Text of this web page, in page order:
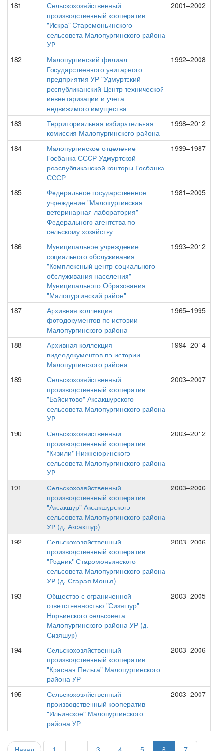
181
Сельскохозяйственный
производственный кооператив
"Искра" Старомоньинского
сельсовета Малопургинского района
УР
2001–2002
182
Малопургинский филиал
Государственного унитарного
предприятия УР "Удмуртский
республиканский Центр технической
инвентаризации и учета
недвижимого имущества
1992–2008
183
Территориальная избирательная
комиссия Малопургинского района
1998–2012
184
Малопургинское отделение
Госбанка СССР Удмуртской
реаспубликанской конторы Госбанка
СССР
1939–1987
185
Федеральное государственное
учреждение "Малопургинская
ветеринарная лаборатория"
Федерального агентства по
сельскому хозяйству
1981–2005
186
Муниципальное учреждение
социального обслуживания
"Комплексный центр социального
обслуживания населения"
Муниципального Образования
"Малопургинский район"
1993–2012
187
Архивная коллекция
фотодокументов по истории
Малопургинского района
1965–1995
188
Архивная коллекция
видеодокументов по истории
Малопургинского района
1994–2014
189
Сельскохозяйственный
производственный кооператив
"Байситово" Аксакшурского
сельсовета Малопургинского района
УР
2003–2007
190
Сельскохозяйственный
производственный кооператив
"Кизили" Нижнеюринского
сельсовета Малопургинского района
УР
2003–2012
191
Сельскохозяйственный
производственный кооператив
"Аксакшур" Аксакшурского
сельсовета Малопургинского района
УР (д. Аксакшур)
2003–2006
192
Сельскохозяйственный
производственный кооператив
"Родник" Старомоньинского
сельсовета Малопургинского района
УР (д. Старая Монья)
2003–2006
193
Общество с ограниченной
ответственностью "Сизяшур"
Норьинского сельсовета
Малопургинского района УР (д.
Сизяшур)
2003–2005
194
Сельскохозяйственный
производственный кооператив
"Красная Пельга" Малопургинского
района УР
2003–2006
195
Сельскохозяйственный
производственный кооператив
"Ильинское" Малопургинского
района УР
2003–2007
Назад 1 3 4 5 6 7